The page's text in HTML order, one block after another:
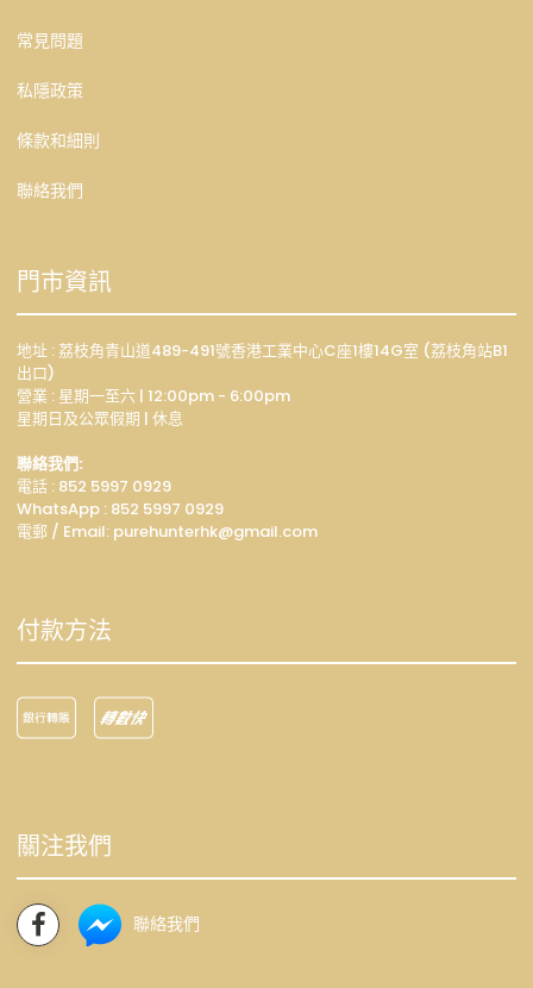
常見問題
私隱政策
條款和細則
聯絡我們
門市資訊
地址 : 荔枝角青山道489-491號香港工業中心C座1樓14G室 (荔枝角站B1
出口)
營業 : 星期一至六 | 12:00pm - 6:00pm
星期日及公眾假期 | 休息
聯絡我們:
電話 : 852 5997 0929
WhatsApp : 852 5997 0929
電郵 / Email: purehunterhk@gmail.com
付款方法
關注我們
聯絡我們